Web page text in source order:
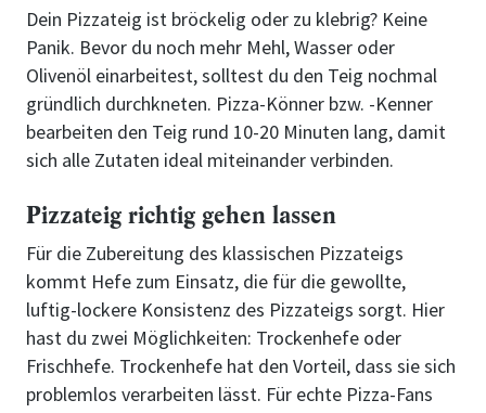
Dein Pizzateig ist bröckelig oder zu klebrig? Keine
Panik. Bevor du noch mehr Mehl, Wasser oder
Olivenöl einarbeitest, solltest du den Teig nochmal
gründlich durchkneten. Pizza-Könner bzw. -Kenner
bearbeiten den Teig rund 10-20 Minuten lang, damit
sich alle Zutaten ideal miteinander verbinden.
Pizzateig richtig gehen lassen
Für die Zubereitung des klassischen Pizzateigs
kommt Hefe zum Einsatz, die für die gewollte,
luftig-lockere Konsistenz des Pizzateigs sorgt. Hier
hast du zwei Möglichkeiten: Trockenhefe oder
Frischhefe. Trockenhefe hat den Vorteil, dass sie sich
problemlos verarbeiten lässt. Für echte Pizza-Fans